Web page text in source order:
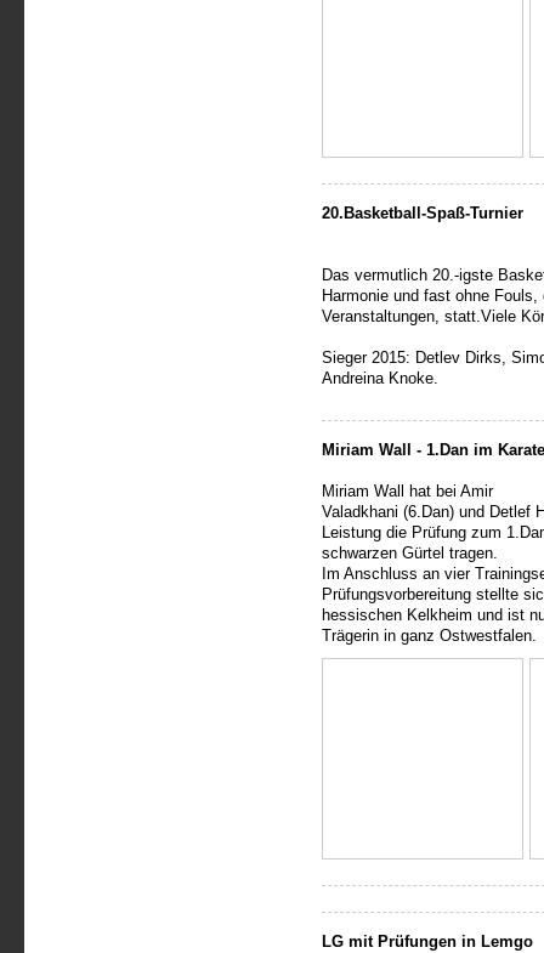
20.Basketball-Spaß-Turnier
Das vermutlich 20.-igste
Harmonie und fast ohne
Veranstaltungen, statt.Viele
Sieger 2015: Detlev Dirks,
Andreina Knoke.
Miriam Wall - 1.Dan im Karate
Miriam Wall hat bei Amir
Valadkhani (6.Dan) und Detlef
Leistung die Prüfung zum
schwarzen Gürtel tragen.
Im Anschluss an vier
Prüfungsvorbereitung stellte
hessischen Kelkheim und ist
Trägerin in ganz Ostwestfalen.
LG mit Prüfungen in Lemgo